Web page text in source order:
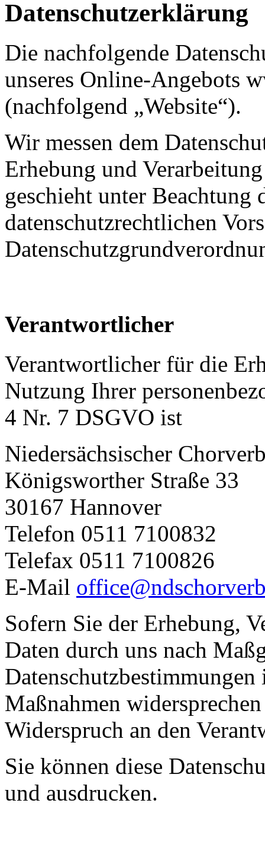
Datenschutzerklärung
Die nachfolgende
unseres Online-Angebots
(nachfolgend „Website“).
Wir messen dem
Erhebung und
geschieht unter Beachtung
datenschutzrechtlichen
Verantwortlicher
Verantwortlicher für die
Nutzung Ihrer
4 Nr. 7 DSGVO ist
Niedersächsischer
Königsworther Straße 33
30167 Hannover
Telefon 0511 7100832
Telefax 0511 7100826
E-Mail
Sofern Sie der Erhebung,
Daten durch uns nach
Maßnahmen
Widerspruch an den
Sie können diese
und ausdrucken.